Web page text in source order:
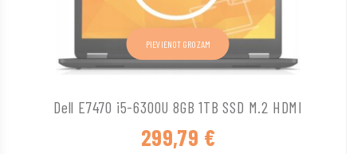
Dell E7470 i5-6300U 8GB 1TB SSD M.2 HDMI
299,79 €
PIEVIENOT GROZAM